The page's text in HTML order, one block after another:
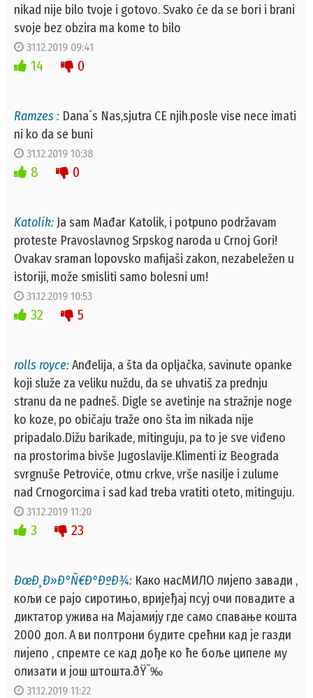
nikad nije bilo tvoje i gotovo. Svako će da se bori i brani
svoje bez obzira ma kome to bilo
31.12.2019 09:41
14 0
Ramzes : Dana´s Nas,sjutra CE njih.posle vise nece imati
ni ko da se buni
31.12.2019 10:38
8 0
Katolik: Ja sam Mađar Katolik, i potpuno podržavam
proteste Pravoslavnog Srpskog naroda u Crnoj Gori!
Ovakav sraman lopovsko mafijaši zakon, nezabeležen u
istoriji, može smisliti samo bolesni um!
31.12.2019 10:53
32 5
rolls royce:Anđelija, a šta da opljačka, savinute opanke
koji služe za veliku nuždu, da se uhvatiš za prednju
stranu da ne padneš. Digle se avetinje na stražnje noge
ko koze, po običaju traže ono šta im nikada nije
pripadalo.Dižu barikade, mitinguju, pa to je sve viđeno
na prostorima bivše Jugoslavije.Klimenti iz Beograda
svrgnuše Petroviće, otmu crkve, vrše nasilje i zulume
nad Crnogorcima i sad kad treba vratiti oteto, mitinguju.
31.12.2019 11:20
3 23
ÐœÐ¸Ð»Ð°Ñ€Ð°ÐºÐ¾: Како насМИЛО лијепо завади ,
кољи се рајо сиротињо, вријеђај псуј очи повадите а
диктатор ужива на Мајамију где само спавање кошта
2000 дол. А ви полтрони будите срећни кад је газди
лијепо , спремте се кад дође ко ће боље ципеле му
олизати и још штошта.ðŸ˜‰
31.12.2019 11:22